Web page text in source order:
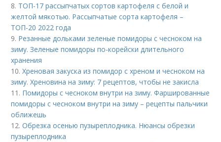
8. ТОП-17 рассыпчатых сортов картофеля с белой и
желтой мякотью. Рассыпчатые сорта картофеля –
ТОП-20 2022 года
9. Резанные дольками зеленые помидоры с чесноком на
зиму. Зеленые помидоры по-корейски длительного
хранения
10.Хреновая закуска из помидор с хреном и чесноком на
зиму. Хреновина на зиму: 7 рецептов, чтобы не закисла
11. Помидоры с чесноком внутри на зиму. Фаршированные
помидоры с чесноком внутри на зиму – рецепты пальчики
оближешь
12.Обрезка осенью пузыреплодника. Нюансы обрезки
пузыреплодника